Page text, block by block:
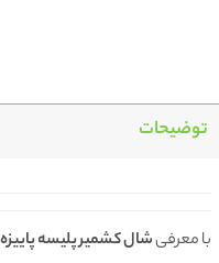
توضیحات
با معرفیشال کشمیر پلیسه پاییزه